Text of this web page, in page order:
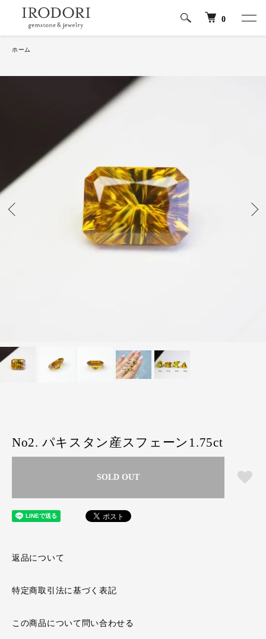
0
ホーム
No2. パキスタン産スフェーン1.75ct
SOLD OUT
返品について
特定商取引法に基づく表記
この商品について問い合わせる